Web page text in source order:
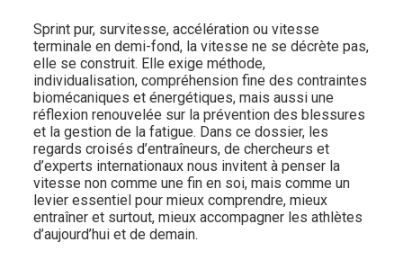
Sprint pur, survitesse, accélération ou vitesse
terminale en demi-fond, la vitesse ne se décrète pas,
elle se construit. Elle exige méthode,
individualisation, compréhension fine des contraintes
biomécaniques et énergétiques, mais aussi une
réflexion renouvelée sur la prévention des blessures
et la gestion de la fatigue. Dans ce dossier, les
regards croisés d’entraîneurs, de chercheurs et
d’experts internationaux nous invitent à penser la
vitesse non comme une fin en soi, mais comme un
levier essentiel pour mieux comprendre, mieux
entraîner et surtout, mieux accompagner les athlètes
d’aujourd’hui et de demain.